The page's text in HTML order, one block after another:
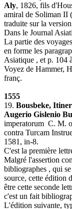
Aly, 1826, fils
amiral de Soliman II
traduite sur la
Dans le Journal
La partie des
en forme les
Asiatique , et p. 104
Voyez de Hammer,
franç.
1555
19. Bousbeke,
Augerio Gislenio
imperatorum C. M.
contra Turcam
1581, in-8.
C'est la première
Malgré l'assertion
bibliographes , qui
source, cette édition
être cette seconde
c'est un fait
L'édition suivante,